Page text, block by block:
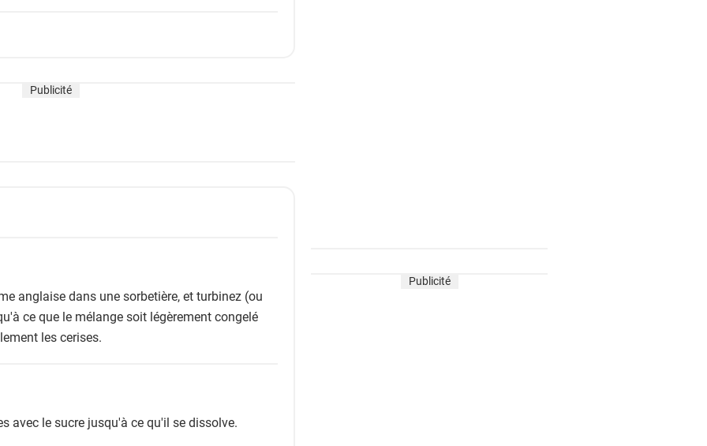
Publicité
anglaise dans une sorbetière, et turbinez (ou
ce que le mélange soit légèrement congelé
les cerises.
avec le sucre jusqu'à ce qu'il se dissolve.
Publicité